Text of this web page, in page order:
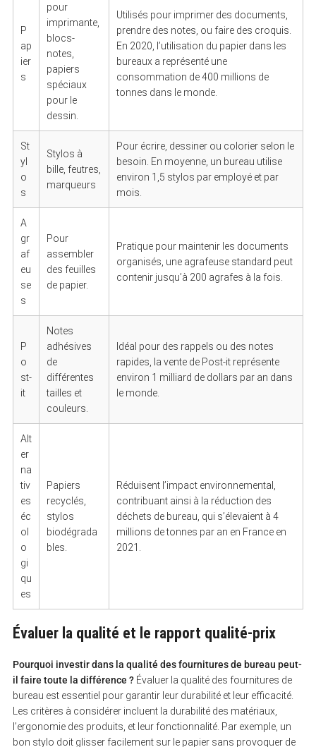
P
ap
ier
s
pour
imprimante,
blocs-
notes,
papiers
spéciaux
pour le
dessin.
Utilisés pour imprimer des documents,
prendre des notes, ou faire des croquis.
En 2020, l’utilisation du papier dans les
bureaux a représenté une
consommation de 400 millions de
tonnes dans le monde.
St
yl
o
s
Stylos à
bille, feutres,
marqueurs
Pour écrire, dessiner ou colorier selon le
besoin. En moyenne, un bureau utilise
environ 1,5 stylos par employé et par
mois.
A
gr
af
eu
se
s
Pour
assembler
des feuilles
de papier.
Pratique pour maintenir les documents
organisés, une agrafeuse standard peut
contenir jusqu’à 200 agrafes à la fois.
P
o
st-
it
Notes
adhésives
de
différentes
tailles et
couleurs.
Idéal pour des rappels ou des notes
rapides, la vente de Post-it représente
environ 1 milliard de dollars par an dans
le monde.
Alt
er
na
tiv
es
éc
ol
o
gi
qu
es
Papiers
recyclés,
stylos
biodégrada
bles.
Réduisent l’impact environnemental,
contribuant ainsi à la réduction des
déchets de bureau, qui s’élevaient à 4
millions de tonnes par an en France en
2021.
Évaluer la qualité et le rapport qualité-prix
Pourquoi investir dans la qualité des fournitures de bureau peut-
il faire toute la différence ?Évaluer la qualité des fournitures de
bureau est essentiel pour garantir leur durabilité et leur efficacité.
Les critères à considérer incluent la durabilité des matériaux,
l’ergonomie des produits, et leur fonctionnalité. Par exemple, un
bon stylo doit glisser facilement sur le papier sans provoquer de
S
e
r
: